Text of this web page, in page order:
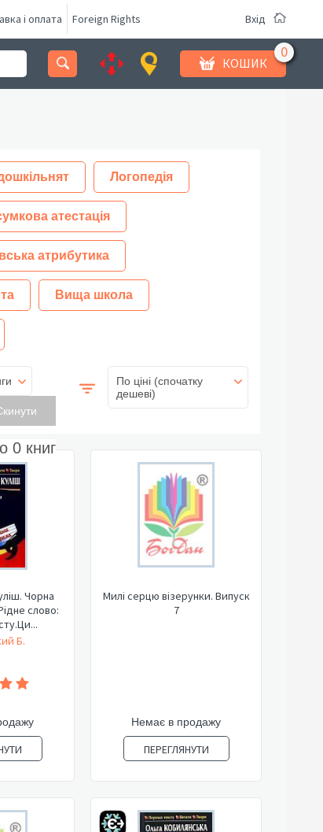
і оплата Foreign Rights Вхід
КОШИК
Логопедія
атестація
атрибутика
Вища школа
0 книг
По ціні (спочатку
дешеві)
Чорна
слово:
Б.
Милі серцю візерунки. Випуск
7
Немає в продажу
ПЕРЕГЛЯНУТИ